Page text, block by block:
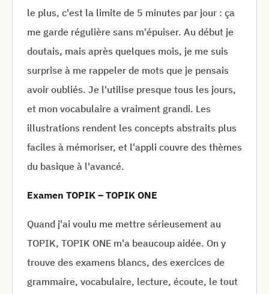
le plus, c'est la limite de 5 minutes par jour : ça
me garde régulière sans m'épuiser. Au début je
doutais, mais après quelques mois, je me suis
surprise à me rappeler de mots que je pensais
avoir oubliés. Je l'utilise presque tous les jours,
et mon vocabulaire a vraiment grandi. Les
illustrations rendent les concepts abstraits plus
faciles à mémoriser, et l'appli couvre des thèmes
du basique à l'avancé.
Examen TOPIK – TOPIK ONE
Quand j'ai voulu me mettre sérieusement au
TOPIK, TOPIK ONE m'a beaucoup aidée. On y
trouve des examens blancs, des exercices de
grammaire, vocabulaire, lecture, écoute, le tout